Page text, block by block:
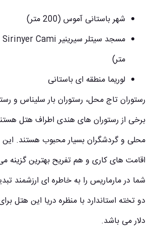
شهر باستانی آموس (200 متر)
متر)
لوریما منطقه ای باستانی
رستوران تاج محل، رستوران بار سلیناس و
برخی از رستوران ‌های هندی اطراف هتل
محلی و گردشگران بسیار محبوب هستند.
اقامت های کاری و هم تفریح ​​بهترین گزینه
شما در مارماریس را به خاطره ای ارزشمند
دلار می باشد.